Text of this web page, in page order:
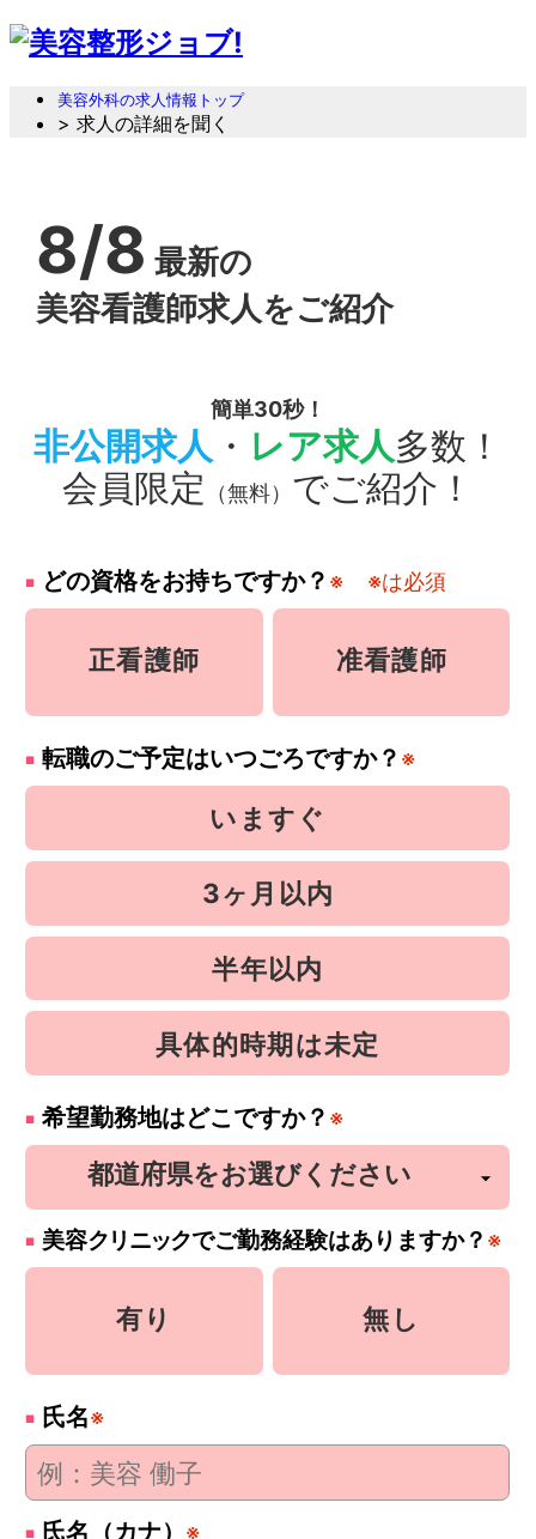
美容外科の求人情報トップ
> 求人の詳細を聞く
8/8 最新の
美容看護師求人をご紹介
簡単30秒！
非公開求人 ・ レア求人多数！
会員限定
（無料） でご紹介！
どの資格をお持ちですか？ ※ ※は必須
正看護師 准看護師
転職のご予定はいつごろですか？ ※
いますぐ
3ヶ月以内
半年以内
具体的時期は未定
希望勤務地はどこですか？ ※
美容クリニックでご勤務経験はありますか？ ※
有り 無し
氏名※
氏名（カナ） ※